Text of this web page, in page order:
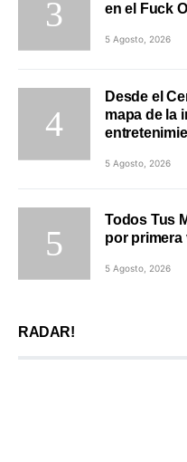
en el Fuck
5 Agosto, 2026
Desde el
mapa de la
5 Agosto, 2026
Todos Tus
por primera
5 Agosto, 2026
RADAR!